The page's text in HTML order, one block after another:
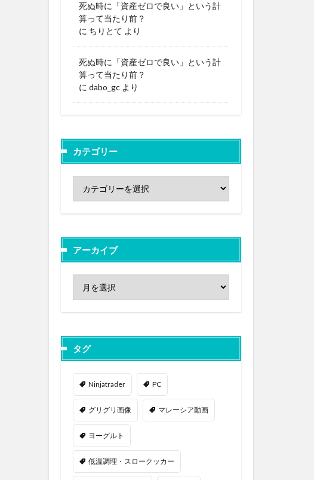
死ぬ時に「資産ゼロで良い」という計
算って当たり前？
に ちりとて より
死ぬ時に「資産ゼロで良い」という計
算って当たり前？
に dabo_gc より
カテゴリー
アーカイブ
タグ
Ninjatrader PC
グリグリ画像 マレーシア動画
ヨーグルト
低温調理・スロークッカー